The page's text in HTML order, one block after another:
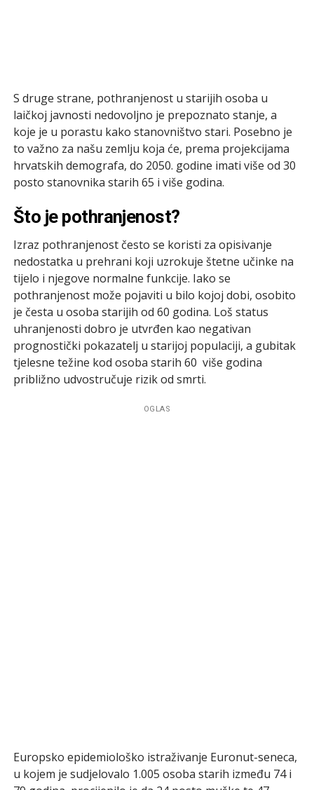
S druge strane, pothranjenost u starijih osoba u
laičkoj javnosti nedovoljno je prepoznato stanje, a
koje je u porastu kako stanovništvo stari. Posebno je
to važno za našu zemlju koja će, prema projekcijama
hrvatskih demografa, do 2050. godine imati više od 30
posto stanovnika starih 65 i više godina.
Što je pothranjenost?
Izraz pothranjenost često se koristi za opisivanje
nedostatka u prehrani koji uzrokuje štetne učinke na
tijelo i njegove normalne funkcije. Iako se
pothranjenost može pojaviti u bilo kojoj dobi, osobito
je česta u osoba starijih od 60 godina. Loš status
uhranjenosti dobro je utvrđen kao negativan
prognostički pokazatelj u starijoj populaciji, a gubitak
tjelesne težine kod osoba starih 60 više godina
približno udvostručuje rizik od smrti.
OGLAS
Europsko epidemiološko istraživanje Euronut-seneca,
u kojem je sudjelovalo 1.005 osoba starih između 74 i